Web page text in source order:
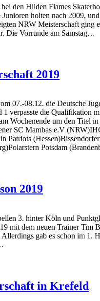
den Hilden Flames
holten nach 2009,
NRW Meisterschaft ging
Die Vorrunde am Samstag…
2019
07.-08.12. die Deutsche
1 verpasste die Qualifikation
Wochenende um den Titel
SC Mambas e.V
Patriots
Potsdam
2019
3. hinter Köln und
mit dem neuen Trainer Tim
gab es schon im 1.
in Krefeld